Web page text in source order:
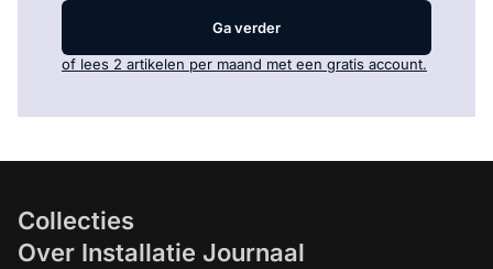
Ga verder
of lees 2 artikelen per maand met een gratis account.
Collecties
Over Installatie Journaal